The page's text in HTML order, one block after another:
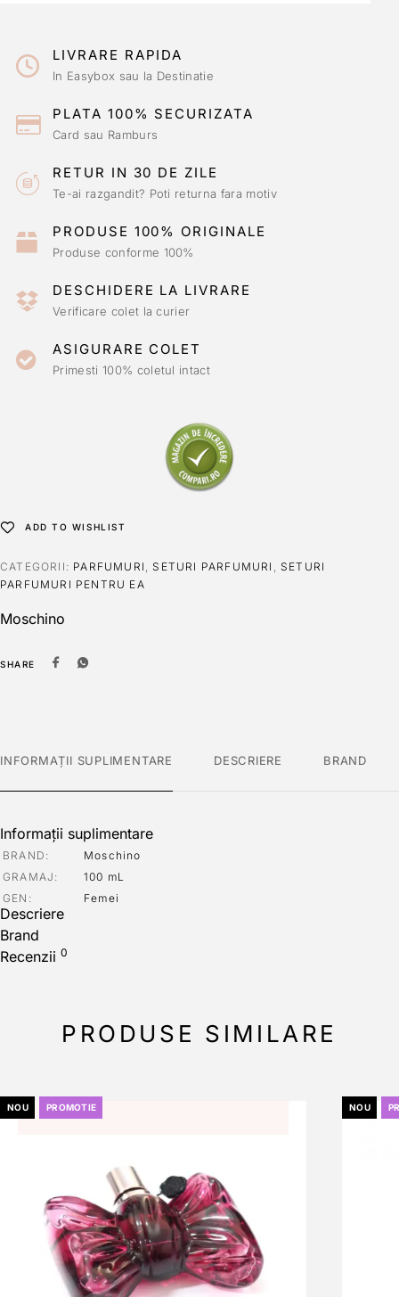
LIVRARE RAPIDA
In Easybox sau la Destinatie
PLATA 100% SECURIZATA
Card sau Ramburs
RETUR IN 30 DE ZILE
Te-ai razgandit? Poti returna fara motiv
PRODUSE 100% ORIGINALE
Produse conforme 100%
DESCHIDERE LA LIVRARE
Verificare colet la curier
ASIGURARE COLET
Primesti 100% coletul intact
ADD TO WISHLIST
CATEGORII: PARFUMURI , SETURI PARFUMURI , SETURI
PARFUMURI PENTRU EA
Moschino
SHARE
INFORMAȚII SUPLIMENTARE DESCRIERE BRAND
Informații suplimentare
BRAND
Moschino
GRAMAJ
100 mL
GEN
Femei
Descriere
Brand
Recenzii 0
PRODUSE SIMILARE
NOU PROMOTIE NOU